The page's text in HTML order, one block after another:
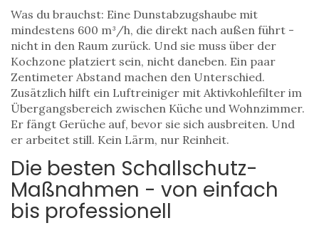
Was du brauchst: Eine Dunstabzugshaube mit
mindestens 600 m³/h, die direkt nach außen führt -
nicht in den Raum zurück. Und sie muss über der
Kochzone platziert sein, nicht daneben. Ein paar
Zentimeter Abstand machen den Unterschied.
Zusätzlich hilft ein Luftreiniger mit Aktivkohlefilter im
Übergangsbereich zwischen Küche und Wohnzimmer.
Er fängt Gerüche auf, bevor sie sich ausbreiten. Und
er arbeitet still. Kein Lärm, nur Reinheit.
Die besten Schallschutz-
Maßnahmen - von einfach
bis professionell